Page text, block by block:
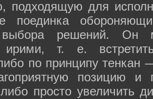
подходящую для
поединка
решений. Он
ирими, т. е.
по принципу тенкан
позицию и
просто увеличить